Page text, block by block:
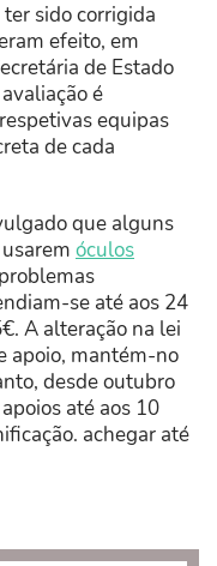
sido corrigida
efeito, em
de Estado
é
equipas
de cada
que alguns
óculos
se até aos 24
A alteração na lei
apoio, mantém-no
desde outubro
até aos 10
achegar até